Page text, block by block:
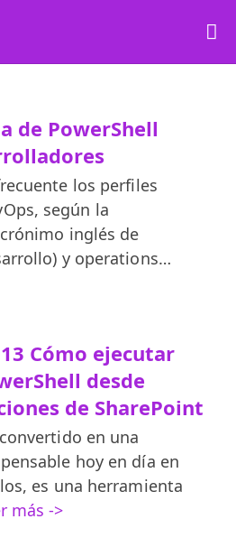
de PowerShell
los perfiles
según la
inglés de
y operations…
Cómo ejecutar
desde
de SharePoint
en una
hoy en día en
es una herramienta
más ->